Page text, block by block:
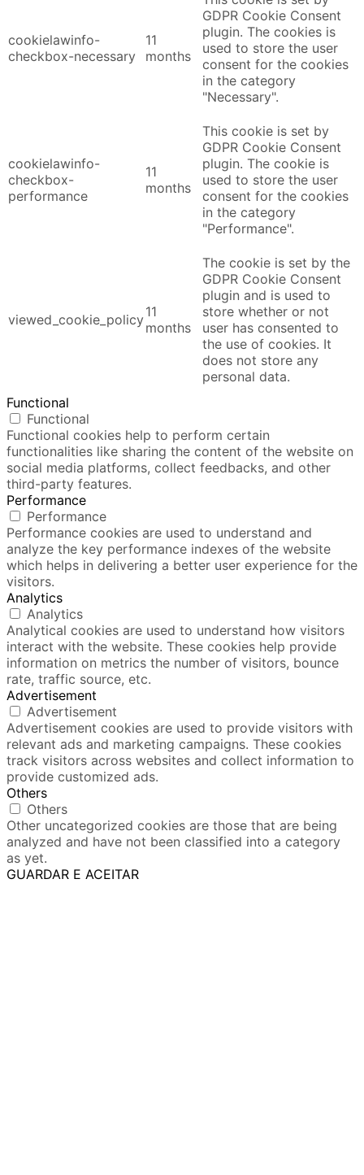
cookielawinfo-
checkbox-necessary
11
months
GDPR Cookie Consent
plugin. The cookies is
used to store the user
consent for the cookies
in the category
"Necessary".
cookielawinfo-
checkbox-
performance
11
months
This cookie is set by
GDPR Cookie Consent
plugin. The cookie is
used to store the user
consent for the cookies
in the category
"Performance".
viewed_cookie_policy11
months
The cookie is set by the
GDPR Cookie Consent
plugin and is used to
store whether or not
user has consented to
the use of cookies. It
does not store any
personal data.
Functional
Functional
Functional cookies help to perform certain
functionalities like sharing the content of the website on
social media platforms, collect feedbacks, and other
third-party features.
Performance
Performance
Performance cookies are used to understand and
analyze the key performance indexes of the website
which helps in delivering a better user experience for the
visitors.
Analytics
Analytics
Analytical cookies are used to understand how visitors
interact with the website. These cookies help provide
information on metrics the number of visitors, bounce
rate, traffic source, etc.
Advertisement
Advertisement
Advertisement cookies are used to provide visitors with
relevant ads and marketing campaigns. These cookies
track visitors across websites and collect information to
provide customized ads.
Others
Others
Other uncategorized cookies are those that are being
analyzed and have not been classified into a category
as yet.
GUARDAR E ACEITAR